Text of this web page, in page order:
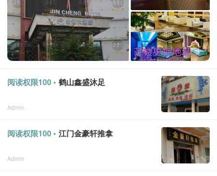
阅读权限100 • 鹤山鑫盛沐足
Admin
阅读权限100 • 江门金豪轩推拿
Admin